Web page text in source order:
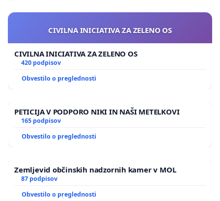
CIVILNA INICIATIVA ZA ZELENO OS
CIVILNA INICIATIVA ZA ZELENO OS
420 podpisov
Obvestilo o preglednosti
PETICIJA V PODPORO NIKI IN NAŠI METELKOVI
165 podpisov
Obvestilo o preglednosti
Zemljevid občinskih nadzornih kamer v MOL
87 podpisov
Obvestilo o preglednosti